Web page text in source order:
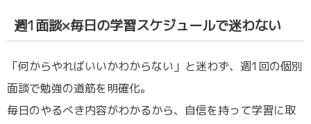
週1面談×毎日の学習スケジュールで迷わない
「何からやればいいかわからない」と迷わず、週1回の個別
面談で勉強の道筋を明確化。
毎日のやるべき内容がわかるから、自信を持って学習に取